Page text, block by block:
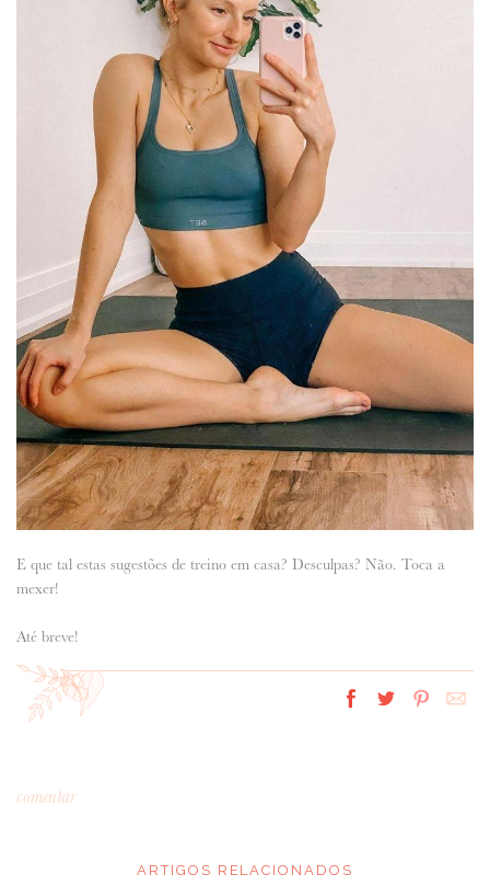
E que tal estas sugestões de treino em casa? Desculpas? Não. Toca a
mexer!
Até breve!
comentar
ARTIGOS RELACIONADOS